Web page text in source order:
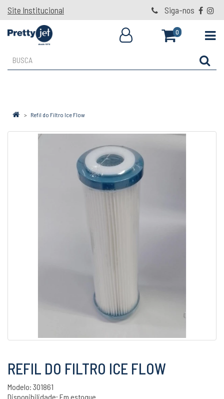
Site Institucional Siga-nos
0
Refil do Filtro Ice Flow
REFIL DO FILTRO ICE FLOW
Modelo: 301861
Disponibilidade: Em estoque